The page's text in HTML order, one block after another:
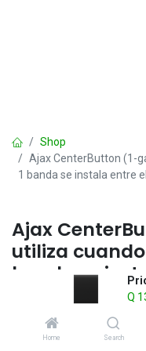
Q
Home Search
Shop
Ajax CenterButton (1-
1 banda se instala entre
Ajax
utiliza
banda se
131.00 IVA incluido